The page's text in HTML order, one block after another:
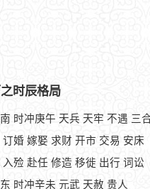
时辰格局
时冲庚午 天兵 天牢 不遇 三
婚 嫁娶 求财 开市 交易 安床
殓 赴任 修造 移徙 出行 词讼
时冲辛未 元武 天赦 贵人